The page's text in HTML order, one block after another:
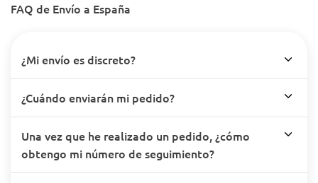
FAQ de Envío a España
¿Mi envío es discreto?
¿Cuándo enviarán mi pedido?
Una vez que he realizado un pedido, ¿cómo
obtengo mi número de seguimiento?